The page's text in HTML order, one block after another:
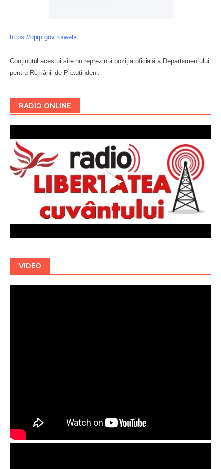
https://dprp.gov.ro/web/
Conținutul acestui site nu reprezintă poziția oficială a Departamentului
pentru Românii de Pretutindeni.
RADIO ONLINE
VIDEO